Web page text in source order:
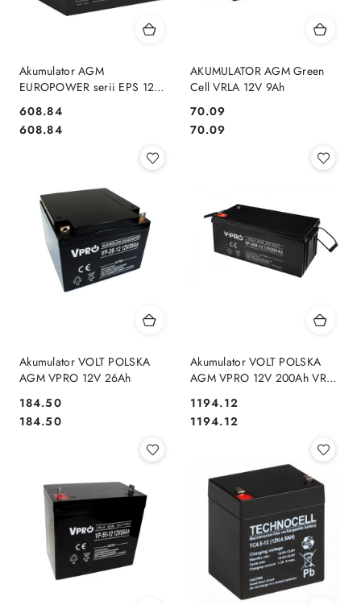
Akumulator AGM
EUROPOWER serii EPS 12V
42Ah (Żywotność 8-12 lat)
Cena:
608.84
Cena:
608.84
AKUMULATOR AGM Green
Cell VRLA 12V 9Ah
Cena:
70.09
Cena:
70.09
Akumulator VOLT POLSKA
AGM VPRO 12V 26Ah
Cena:
184.50
Cena:
184.50
Akumulator VOLT POLSKA
AGM VPRO 12V 200Ah VRLA
Cena:
1194.12
Cena:
1194.12